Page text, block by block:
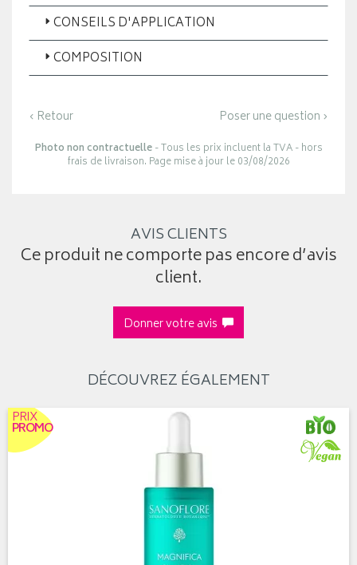
CONSEILS D'APPLICATION
COMPOSITION
‹ Retour Poser une question ›
Photo non contractuelle- Tous les prix incluent la TVA - hors
frais de livraison. Page mise à jour le 03/08/2026
AVIS CLIENTS
Ce produit ne comporte pas encore d’avis
client.
Donner votre avis
DÉCOUVREZ ÉGALEMENT
PRIX
PROMO